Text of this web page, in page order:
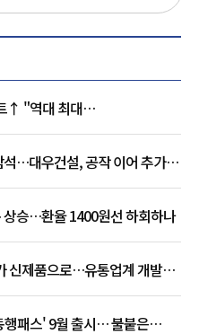
↑ "역대 최대
가
…대우건설, 공작 이어 추가
상승…환율 1400원선 하회하나
신제품으로…유통업계 개발실
패스' 9월 출시… 불붙은